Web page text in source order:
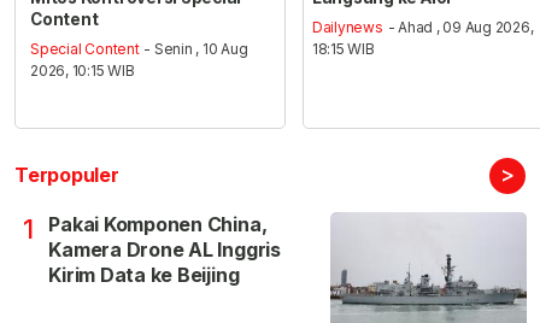
Content
Special Content - Senin , 10 Aug
2026, 10:15 WIB
Dailynews - Ahad , 09 Aug 2026,
18:15 WIB
Terpopuler >
1
Pakai Komponen China,
Kamera Drone AL Inggris
Kirim Data ke Beijing